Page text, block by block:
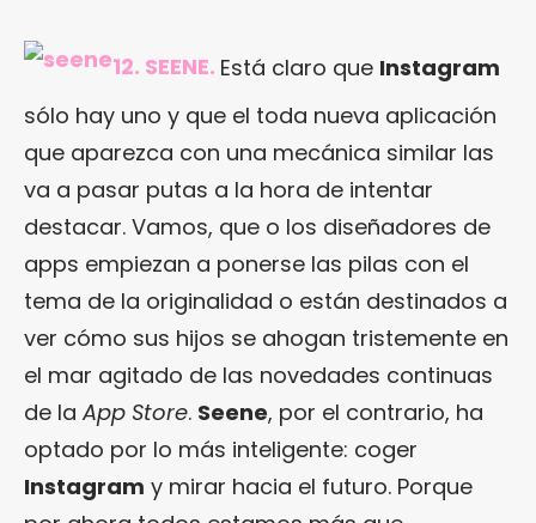
12. SEENE. Está claro que Instagram
sólo hay uno y que el toda nueva aplicación
que aparezca con una mecánica similar las
va a pasar putas a la hora de intentar
destacar. Vamos, que o los diseñadores de
apps empiezan a ponerse las pilas con el
tema de la originalidad o están destinados a
ver cómo sus hijos se ahogan tristemente en
el mar agitado de las novedades continuas
de la App Store. Seene, por el contrario, ha
optado por lo más inteligente: coger
Instagram y mirar hacia el futuro. Porque